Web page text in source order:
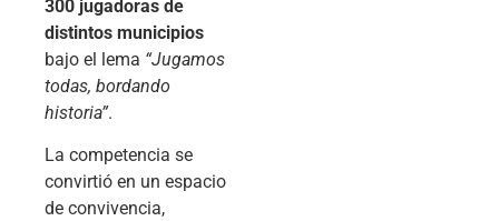
300 jugadoras de
distintos municipios
bajo el lema “Jugamos
todas, bordando
historia”.
La competencia se
convirtió en un espacio
de convivencia,